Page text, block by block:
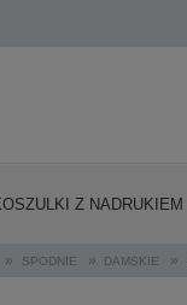
Z NADRUKIEM
» SPODNIE » DAMSKIE »